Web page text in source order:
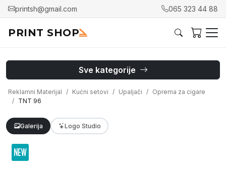
printsh@gmail.com 065 323 44 88
PRINT SHOP
Sve kategorije
Reklamni Materijal Kućni setovi Upaljači
Oprema za cigare
TNT 96
Galerija Logo Studio